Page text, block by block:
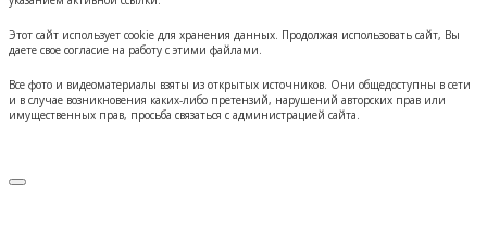
Этот сайт использует cookie для хранения данных. Продолжая использовать сайт, Вы
даете свое согласие на работу с этими файлами.
Все фото и видеоматериалы взяты из открытых источников. Они общедоступны в сети
и в случае возникновения каких-либо претензий, нарушений авторских прав или
имущественных прав, просьба связаться с администрацией сайта.